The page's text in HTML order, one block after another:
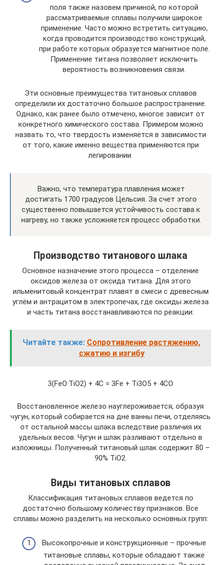
поля также назовем причиной, по которой
рассматриваемые сплавы получили широкое
применение. Часто можно встретить ситуацию,
когда проводится производство конструкций,
при работе которых образуется магнитное поле.
Применение титана позволяет исключить
вероятность возникновения связи.
Эти основные преимущества титановых сплавов
определили их достаточно большое распространение.
Однако, как ранее было отмечено, многое зависит от
конкретного химического состава. Примером можно
назвать то, что твердость изменяется в зависимости
от того, какие именно вещества применяются при
легировании.
Важно, что температура плавления может
достигать 1700 градусов Цельсия. За счет этого
существенно повышается устойчивость состава к
нагреву, но также усложняется процесс обработки.
Производство титанового шлака
Основное назначение этого процесса – отделение
оксидов железа от оксида титана. Для этого
ильменитовый концентрат плавят в смеси с древесным
углём и антрацитом в электропечах, где оксиды железа
и часть титана восстанавливаются по реакции:
Читайте также: Сопротивление растяжению,
сжатию и изгибу
3(FeO·TiO2) + 4C = 3Fe + Ti3O5 + 4CO
Восстановленное железо науглероживается, образуя
чугун, который собирается на дне ванны печи, отделяясь
от остальной массы шлака вследствие различия их
удельных весов. Чугун и шлак разливают отдельно в
изложницы. Полученный титановый шлак содержит 80 –
90% TiO2.
Виды титановых сплавов
Классификация титановых сплавов ведется по
достаточно большому количеству признаков. Все
сплавы можно разделить на несколько основных групп:
Высокопрочные и конструкционные – прочные
титановые сплавы, которые обладают также